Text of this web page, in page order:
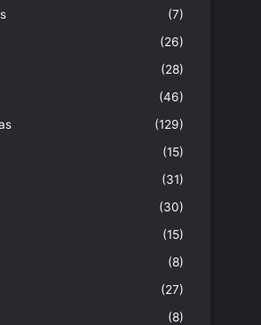
(7)
(26)
(28)
(46)
(129)
(15)
(31)
(30)
(15)
(8)
(27)
(8)